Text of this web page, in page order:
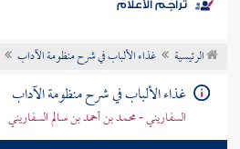
موضوعي
تراجم الأعلام
الرئيسية غذاء الألباب في شرح منظومة الآداب
غذاء الألباب في شرح منظومة الآداب
السفاريني - محمد بن أحمد بن سالم السفاريني